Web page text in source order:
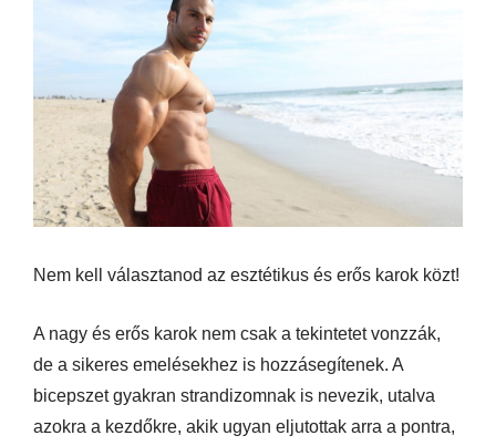
Nem kell választanod az esztétikus és erős karok közt!
A nagy és erős karok nem csak a tekintetet vonzzák,
de a sikeres emelésekhez is hozzásegítenek. A
bicepszet gyakran strandizomnak is nevezik, utalva
azokra a kezdőkre, akik ugyan eljutottak arra a pontra,